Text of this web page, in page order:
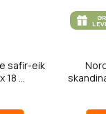
safir-eik
18 ...